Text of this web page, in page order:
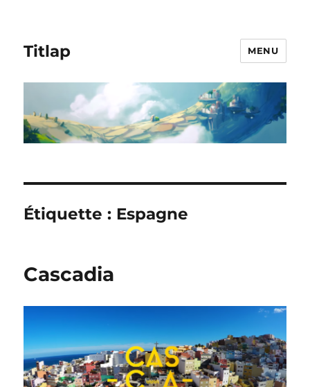
Titlap MENU
Étiquette : Espagne
Cascadia